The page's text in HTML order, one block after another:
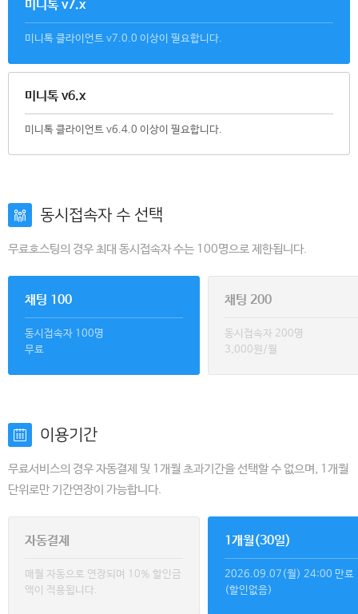
미니톡 v7.x
미니톡 클라이언트 v7.0.0 이상이 필요합니다.
미니톡 v6.x
미니톡 클라이언트 v6.4.0 이상이 필요합니다.
동시접속자 수 선택
무료호스팅의 경우 최대 동시접속자 수는 100명으로 제한됩니다.
채팅 100
동시접속자 100명
무료
채팅 200
동시접속자 200명
3,000원/월
이용기간
무료서비스의 경우 자동결제 및 1개월 초과기간을 선택할 수 없으며, 1개월
단위로만 기간연장이 가능합니다.
자동결제
매월 자동으로 연장되며 10% 할인금
액이 적용됩니다.
1개월(30일)
2026.09.07(월) 24:00 만료
(할인없음)